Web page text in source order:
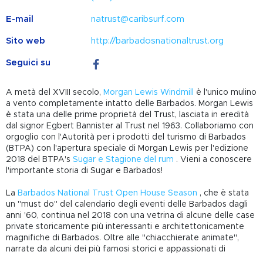
E-mail natrust@caribsurf.com
Sito web http://barbadosnationaltrust.org
Seguici su
A metà del XVIII secolo, Morgan Lewis Windmill
è l'unico mulino
a vento completamente intatto delle Barbados. Morgan Lewis
è stata una delle prime proprietà del Trust, lasciata in eredità
dal signor Egbert Bannister al Trust nel 1963. Collaboriamo con
orgoglio con l'Autorità per i prodotti del turismo di Barbados
(BTPA) con l'apertura speciale di Morgan Lewis per l'edizione
2018 del BTPA's Sugar e Stagione del rum . Vieni a conoscere
l'importante storia di Sugar e Barbados!
La Barbados National Trust Open House Season , che è stata
un "must do" del calendario degli eventi delle Barbados dagli
anni '60, continua nel 2018 con una vetrina di alcune delle case
private storicamente più interessanti e architettonicamente
magnifiche di Barbados. Oltre alle "chiacchierate animate",
narrate da alcuni dei più famosi storici e appassionati di